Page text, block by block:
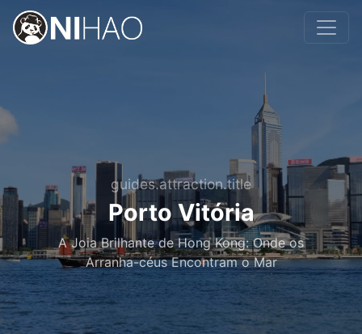
guides.attraction.title
Porto Vitória
A Joia Brilhante de Hong Kong: Onde os
Arranha-céus Encontram o Mar